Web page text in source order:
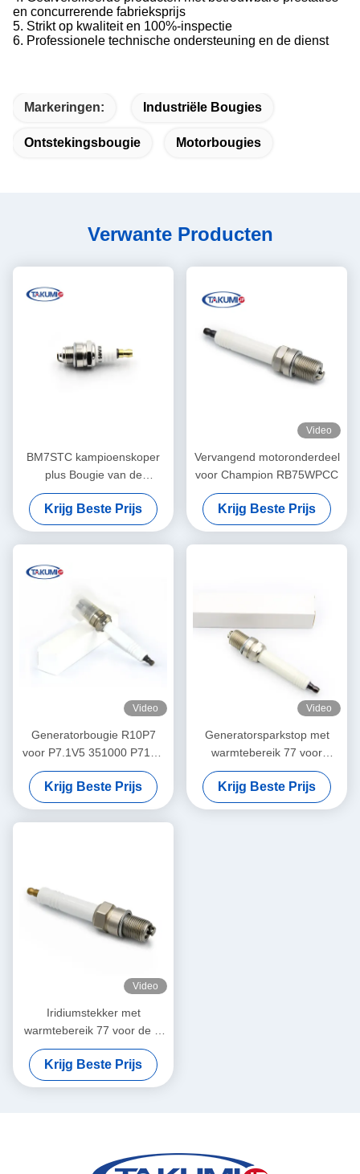
en concurrerende fabrieksprijs
5. Strikt op kwaliteit en 100%-inspectie
6. Professionele technische ondersteuning en de dienst
Markeringen: Industriële Bougies
Ontstekingsbougie Motorbougies
Verwante Producten
BM7STC kampioenskoper
plus Bougie van de
Bougiecj8y de Kleine Motor
Krijg Beste Prijs
Video
Vervangend motoronderdeel
voor Champion RB75WPCC
Krijg Beste Prijs
Video
Generatorbougie R10P7
voor P7.1V5 351000 P71V6
382195
Krijg Beste Prijs
Video
Generatorsparkstop met
warmtebereik 77 voor
motoren van de J-serie 2 en
3 OEM-nummer QSK60
Krijg Beste Prijs
Video
Iridiumstekker met
warmtebereik 77 voor de C
3500-serie en het ontwerp
van de bekleding
Krijg Beste Prijs